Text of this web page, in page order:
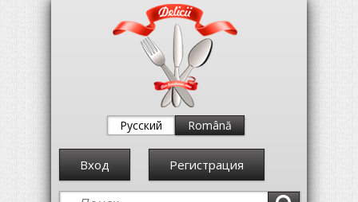
Русский Română
Вход Регистрация